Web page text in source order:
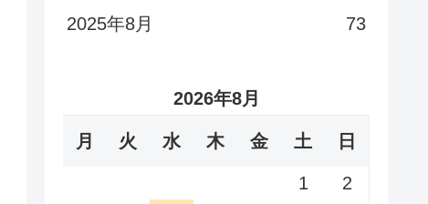
2025年8月 73
2026年8月
月 火 水 木 金 土 日
1
2